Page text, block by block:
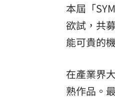
本屆「
欲試，共
能可貴的
在產業界
熟作品。